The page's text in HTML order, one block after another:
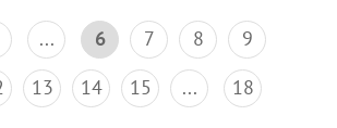
... 6 7 8
9
13 14 15 ... 18